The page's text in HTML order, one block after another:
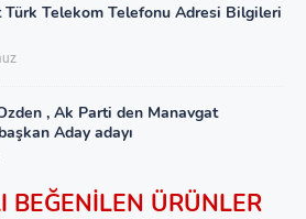
Türk Telekom Telefonu Adresi Bilgileri
Manavgat
Aday adayı
BEĞENİLEN ÜRÜNLER